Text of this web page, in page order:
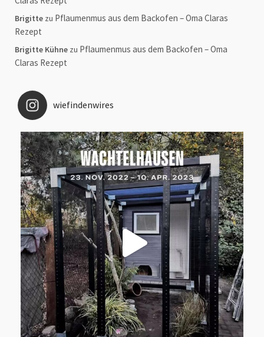
Brigitte zu Pflaumenmus aus dem Backofen – Oma Claras
Rezept
Brigitte Kühne zu Pflaumenmus aus dem Backofen – Oma
Claras Rezept
wiefindenwires